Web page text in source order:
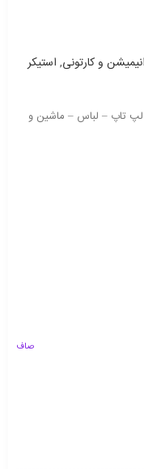
و کارتونی, استیکر
تاپ – لباس – ماشین و
صاف